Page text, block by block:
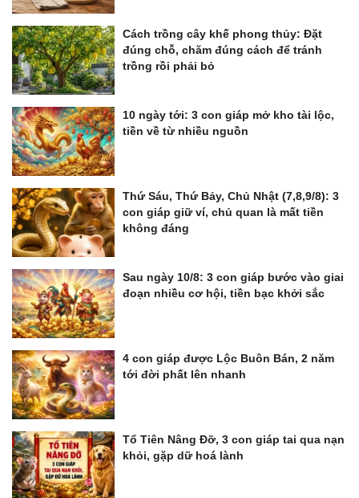
Cách trồng cây khế phong thủy: Đặt
đúng chỗ, chăm đúng cách để tránh
trồng rồi phải bỏ
10 ngày tới: 3 con giáp mở kho tài lộc,
tiền về từ nhiều nguồn
Thứ Sáu, Thứ Bảy, Chủ Nhật (7,8,9/8): 3
con giáp giữ ví, chủ quan là mất tiền
không đáng
Sau ngày 10/8: 3 con giáp bước vào giai
đoạn nhiều cơ hội, tiền bạc khởi sắc
4 con giáp được Lộc Buôn Bán, 2 năm
tới đời phất lên nhanh
Tổ Tiên Nâng Đỡ, 3 con giáp tai qua nạn
khỏi, gặp dữ hoá lành